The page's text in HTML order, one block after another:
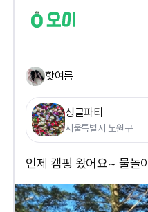
핫여름
싱글파티
서울특별시 노원구
인제 캠핑 왔어요~ 물놀